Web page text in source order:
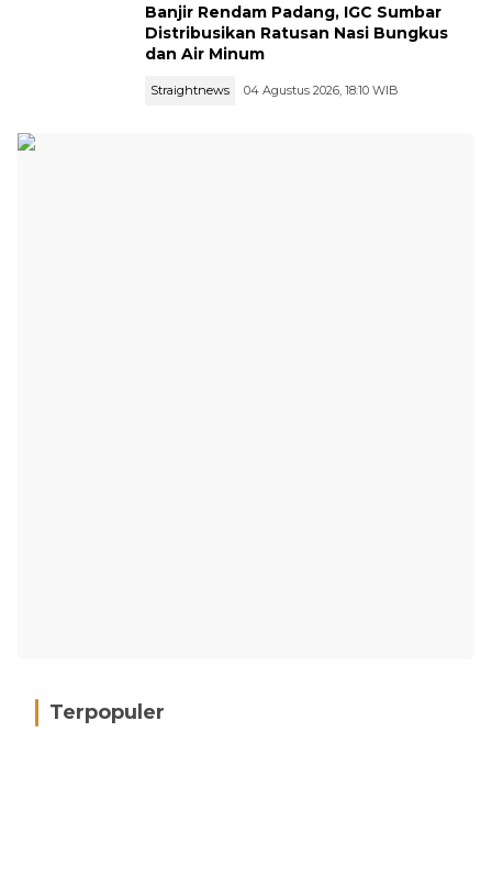
Banjir Rendam Padang, IGC Sumbar
Distribusikan Ratusan Nasi Bungkus
dan Air Minum
Straightnews 04 Agustus 2026, 18:10 WIB
Terpopuler